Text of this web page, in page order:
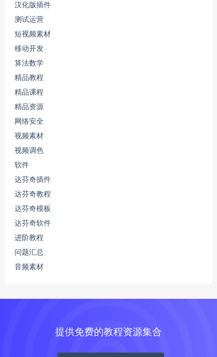
汉化版插件
测试运营
短视频素材
移动开发
算法数学
精品教程
精品课程
精品资源
网络安全
视频素材
视频调色
软件
达芬奇插件
达芬奇教程
达芬奇模板
达芬奇软件
进阶教程
问题汇总
音频素材
提供免费的教程资源集合